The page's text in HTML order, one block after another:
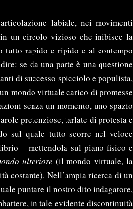
labiale, nei movimenti
un circolo vizioso che inibisce la
tutto rapido e ripido e al contempo
se da una parte è una questione
di successo spicciolo e populista,
mondo virtuale carico di promesse
senza un momento, uno spazio
pretenziose, tarlate di protesta e
sul quale tutto scorre nel veloce
– mettendola sul piano fisico e
ulteriore (il mondo virtuale, la
costante). Nell’ampia ricerca di un
puntare il nostro dito indagatore,
in tale evidente discontinuità